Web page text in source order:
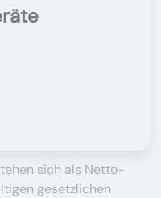
sich als Netto-
gesetzlichen